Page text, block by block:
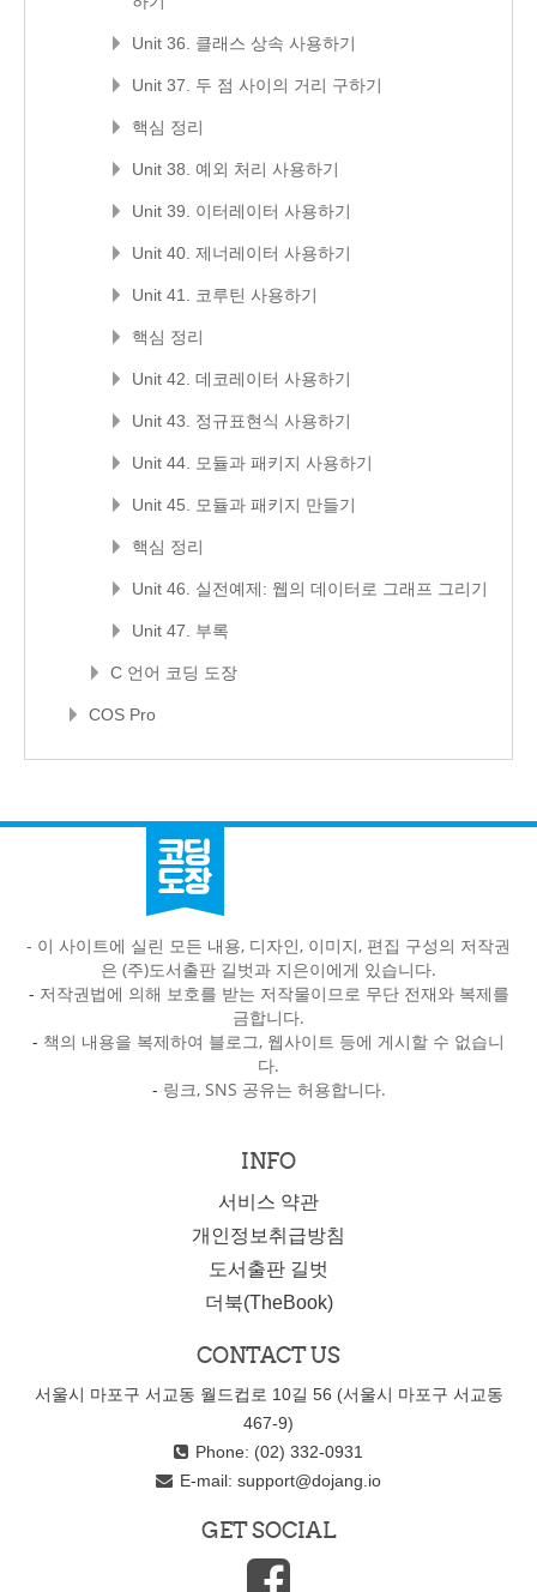
Unit 36. 클래스 상속 사용하기
Unit 37. 두 점 사이의 거리 구하기
핵심 정리
Unit 38. 예외 처리 사용하기
Unit 39. 이터레이터 사용하기
Unit 40. 제너레이터 사용하기
Unit 41. 코루틴 사용하기
핵심 정리
Unit 42. 데코레이터 사용하기
Unit 43. 정규표현식 사용하기
Unit 44. 모듈과 패키지 사용하기
Unit 45. 모듈과 패키지 만들기
핵심 정리
Unit 46. 실전예제: 웹의 데이터로 그래프 그리기
Unit 47. 부록
C 언어 코딩 도장
COS Pro
- 이 사이트에 실린 모든 내용, 디자인, 이미지, 편집 구성의 저작권
은 (주)도서출판 길벗과 지은이에게 있습니다.
- 저작권법에 의해 보호를 받는 저작물이므로 무단 전재와 복제를
금합니다.
- 책의 내용을 복제하여 블로그, 웹사이트 등에 게시할 수 없습니
다.
- 링크, SNS 공유는 허용합니다.
INFO
서비스 약관
개인정보취급방침
도서출판 길벗
더북(TheBook)
CONTACT US
서울시 마포구 서교동 월드컵로 10길 56 (서울시 마포구 서교동
467-9)
Phone: (02) 332-0931
E-mail: support@dojang.io
GET SOCIAL